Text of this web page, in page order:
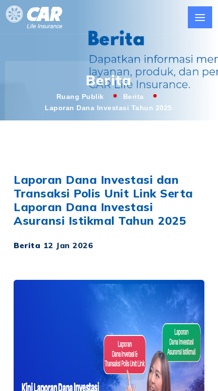
Berita
Ruang Publik
Berita
Laporan Dana Investasi Tahun 2025
Laporan Dana Investasi dan
Transaksi Polis Unit Link Serta
Laporan Dana Investasi
Asuransi Istikmal Tahun 2025
Berita 12 Jan 2026